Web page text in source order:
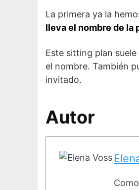
La primera ya la
lleva el nombre de la
Este sitting plan
el nombre. También
invitado.
Autor